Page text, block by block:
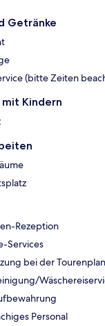
Getränke
(bitte Zeiten
Kindern
Rezeption
Services
bei der
Personal